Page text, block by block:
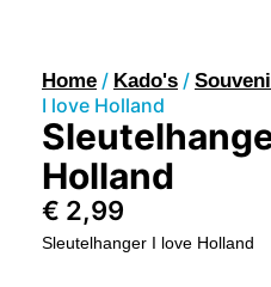
Home / Kado's /
I love Holland
Holland
€ 2,99
Sleutelhanger I love Holland